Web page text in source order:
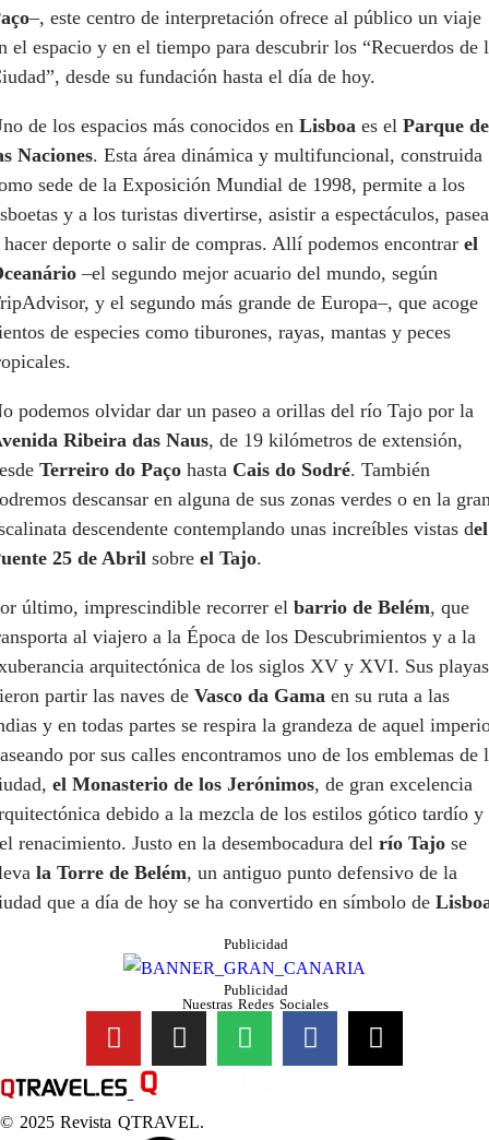
–, este centro de interpretación ofrece al público un viaje
el espacio y en el tiempo para descubrir los “Recuerdos de
desde su fundación hasta el día de hoy.
de los espacios más conocidos en Lisboa es el Parque de
Naciones. Esta área dinámica y multifuncional, construida
sede de la Exposición Mundial de 1998, permite a los
y a los turistas divertirse, asistir a espectáculos,
deporte o salir de compras. Allí podemos encontrar el
–el segundo mejor acuario del mundo, según
y el segundo más grande de Europa–, que acoge
de especies como tiburones, rayas, mantas y peces
podemos olvidar dar un paseo a orillas del río Tajo por la
Ribeira das Naus, de 19 kilómetros de extensión,
Terreiro do Paço hasta Cais do Sodré. También
descansar en alguna de sus zonas verdes o en la
descendente contemplando unas increíbles vistas del
25 de Abril sobre el Tajo.
último, imprescindible recorrer el barrio de Belém, que
al viajero a la Época de los Descubrimientos y a la
arquitectónica de los siglos XV y XVI. Sus playas
partir las naves de Vasco da Gama en su ruta a las
y en todas partes se respira la grandeza de aquel
por sus calles encontramos uno de los emblemas de
el Monasterio de los Jerónimos, de gran excelencia
debido a la mezcla de los estilos gótico tardío y
renacimiento. Justo en la desembocadura del río Tajo se
la Torre de Belém, un antiguo punto defensivo de la
que a día de hoy se ha convertido en símbolo de
Publicidad
Publicidad
Nuestras Redes Sociales
© 2025 Revista QTRAVEL.